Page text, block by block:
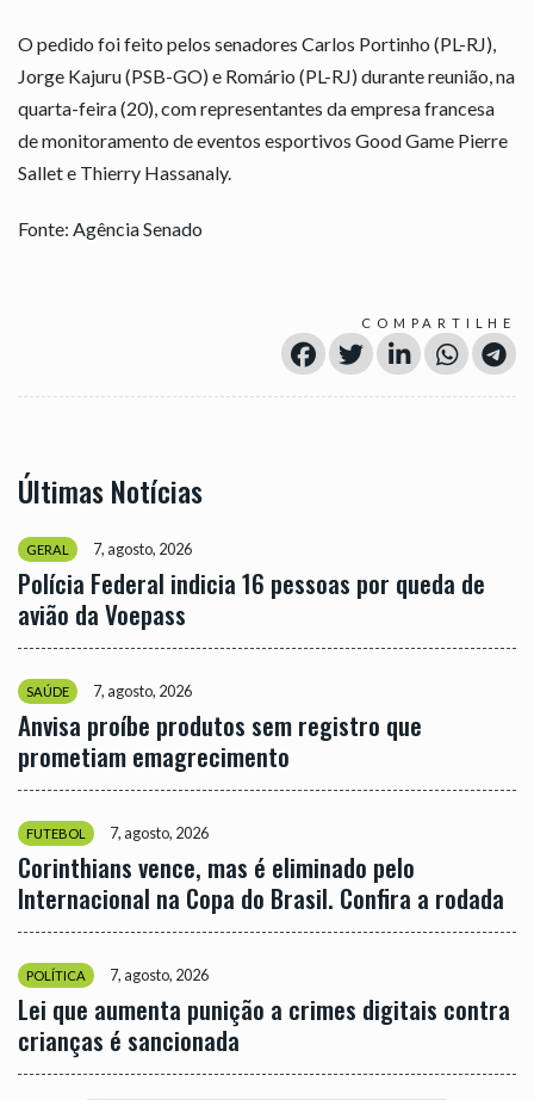
O pedido foi feito pelos senadores Carlos Portinho (PL-RJ),
Jorge Kajuru (PSB-GO) e Romário (PL-RJ) durante reunião, na
quarta-feira (20), com representantes da empresa francesa
de monitoramento de eventos esportivos Good Game Pierre
Sallet e Thierry Hassanaly.
Fonte: Agência Senado
COMPARTILHE
Últimas Notícias
GERAL 7, agosto, 2026
Polícia Federal indicia 16 pessoas por queda de
avião da Voepass
SAÚDE 7, agosto, 2026
Anvisa proíbe produtos sem registro que
prometiam emagrecimento
FUTEBOL 7, agosto, 2026
Corinthians vence, mas é eliminado pelo
Internacional na Copa do Brasil. Confira a rodada
POLÍTICA 7, agosto, 2026
Lei que aumenta punição a crimes digitais contra
crianças é sancionada